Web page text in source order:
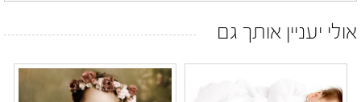
אולי יעניין אותך גם